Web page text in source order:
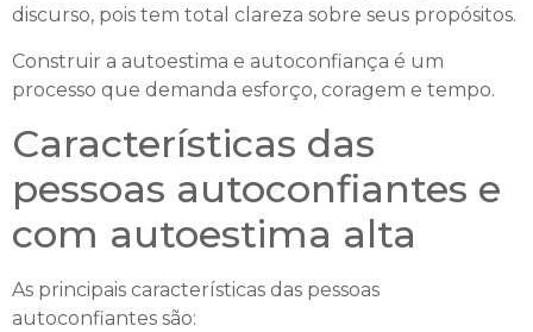
discurso, pois tem total clareza sobre seus propósitos.
Construir a autoestima e autoconfiança é um
processo que demanda esforço, coragem e tempo.
Características das
pessoas autoconfiantes e
com autoestima alta
As principais características das pessoas
autoconfiantes são: